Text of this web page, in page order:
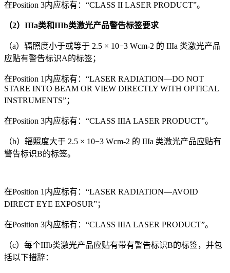
在Position 3内应标有：“CLASS II LASER PRODUCT”。
（2）IIIa类和IIIb类激光产品警告标签要求
（a）辐照度小于或等于 2.5 × 10−3 Wcm-2 的 IIIa 类激光产品
应贴有警告标识A的标签；
在Position 1内应标有：“LASER RADIATION—DO NOT
STARE INTO BEAM OR VIEW DIRECTLY WITH OPTICAL
INSTRUMENTS”；
在Position 3内应标有：“CLASS IIIA LASER PRODUCT”。
（b）辐照度大于 2.5 × 10−3 Wcm-2 的 IIIa 类激光产品应贴有
警告标识B的标签。
在Position 1内应标有：“LASER RADIATION—AVOID
DIRECT EYE EXPOSUR”；
在Position 3内应标有：“CLASS IIIA LASER PRODUCT”。
（c）每个IIIb类激光产品应贴有带有警告标识B的标签，并包
括以下措辞：